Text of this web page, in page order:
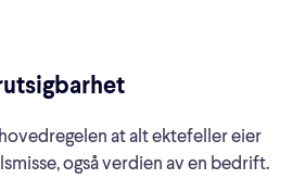
at alt ektefeller eier
også verdien av en bedrift.